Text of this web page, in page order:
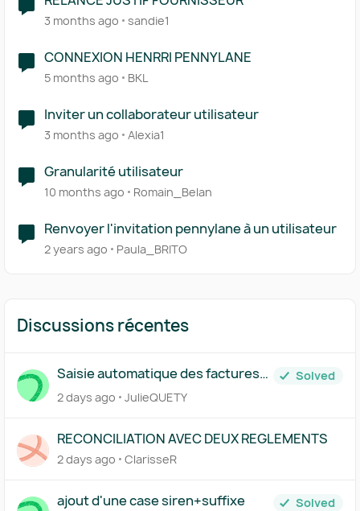
3 months ago sandie1
CONNEXION HENRRI PENNYLANE
5 months ago BKL
Inviter un collaborateur utilisateur
3 months ago Alexia1
Granularité utilisateur
10 months ago Romain_Belan
Renvoyer l'invitation pennylane à un utilisateur
2 years ago Paula_BRITO
Discussions récentes
Saisie automatique des factures
traitée par Pennylane
Solved
2 days ago
JulieQUETY
RECONCILIATION AVEC DEUX REGLEMENTS
2 days ago ClarisseR
ajout d'une case siren+suffixe
Solved